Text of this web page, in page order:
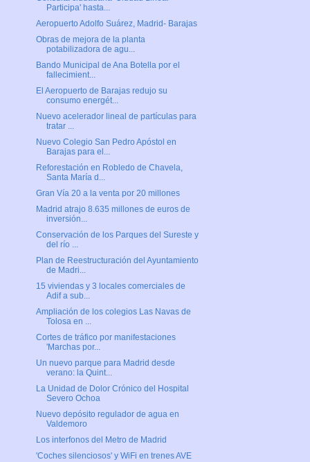
Participa' hasta...
Aeropuerto Adolfo Suárez, Madrid- Barajas
Obras de mejora de la planta
potabilizadora de agu...
Bando Municipal de Ana Botella por el
fallecimient...
El Aeropuerto de Barajas redujo su
consumo energét...
Nuevo acelerador lineal de partículas para
tratar ...
Nuevo Colegio San Pedro Apóstol en
Barajas para el...
Reforestación en Robledo de Chavela,
Santa María d...
Gran Vía 20 a la venta por 20 millones
Madrid atrajo 8.635 millones de euros de
inversión...
Conservación de los Parques del Sureste y
del río ...
Plan de Reestructuración del Ayuntamiento
de Madri...
15 viviendas y 3 locales comerciales de
Adif a sub...
Ampliación de los colegios Las Navas de
Tolosa en ...
Cortes de tráfico por manifestaciones
'Marchas por...
Un nuevo parque para Madrid desde
verano: la Quint...
La Unidad de Dolor Crónico del Hospital
Severo Ochoa
Nuevo depósito regulador de agua en
Valdemoro
Los interfonos del Metro de Madrid
'Coches silenciosos' y WiFi en trenes AVE